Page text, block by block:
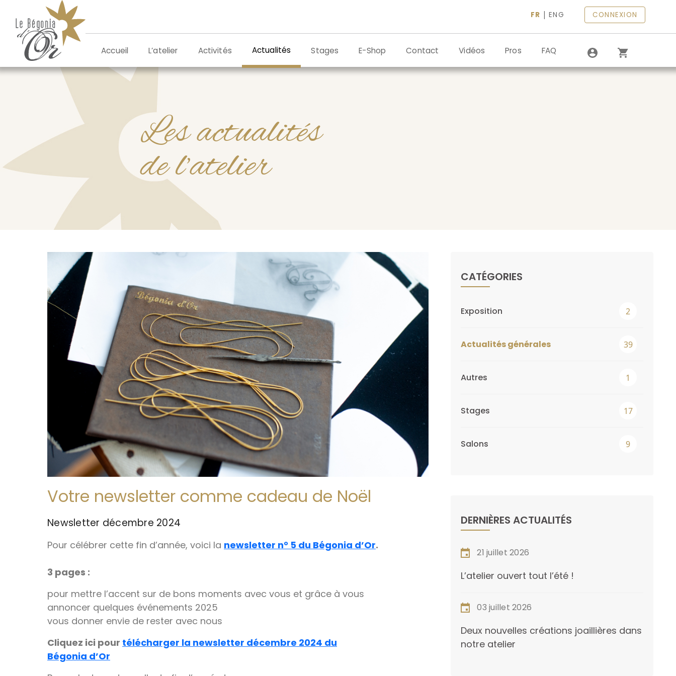
contenu
FR |ENG CONNEXION
Accueil L’atelier Activités Actualités Stages E-Shop Contact Vidéos Pros FAQ
Les actualités
de l’atelier
Votre newsletter comme cadeau de Noël
Newsletter décembre 2024
Pour célébrer cette fin d’année, voici la newsletter n° 5 du Bégonia d’Or.
3 pages :
pour mettre l’accent sur de bons moments avec vous et grâce à vous
annoncer quelques événements 2025
vous donner envie de rester avec nous
Cliquez ici pour télécharger la newsletter décembre 2024 du
Bégonia d’Or
CATÉGORIES
Exposition 2
Actualités générales 39
Autres 1
Stages 17
Salons 9
DERNIÈRES ACTUALITÉS
21 juillet 2026
L’atelier ouvert tout l’été !
03 juillet 2026
Deux nouvelles créations joaillières dans
notre atelier